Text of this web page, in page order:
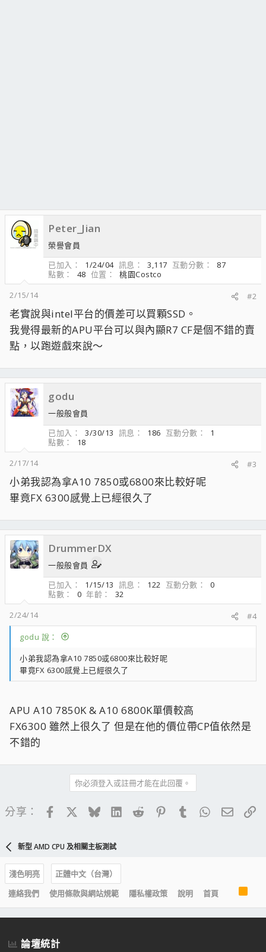
Peter_Jian
榮譽會員
已加入
1/24/04 訊息 3,117 互動分數
87
點數
48 位置
桃園Costco
2/15/14
#2
老實說與intel平台的價差可以買顆SSD。
我覺得最新的APU平台可以與內顯R7 CF是個不錯的賣
點，以跑遊戲來說～
godu
一般般會員
已加入
3/30/13 訊息 186 互動分數
1
點數
18
2/17/14
#3
小弟我認為拿A10 7850或6800來比較好呢
畢竟FX 6300感覺上已經很久了
DrummerDX
一般般會員
已加入
1/15/13 訊息 122 互動分數
0
點數
0 年齡
32
2/24/14
#4
godu 說：
小弟我認為拿A10 7850或6800來比較好呢
畢竟FX 6300感覺上已經很久了
APU A10 7850K & A10 6800K單價較高
FX6300 雖然上很久了 但是在他的價位帶CP值依然是
不錯的
你必須登入或註冊才能在此回覆。
分享： FacebookBlueskyLinkedIn
Reddit PinterestTumblrWhatsApp
電子
新型 AMD CPU 及相關主板測試
淺色明亮
正體中文（台灣）
連絡我們
使用條款與網站規範 隱私權政策 說明 首頁
S
論壇統計